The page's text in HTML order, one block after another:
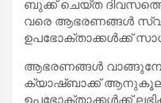
ബുക്ക് ചെയ്ത ദിവസത്തെ
വരെ ആഭരണങ്ങൾ
ഉപഭോക്താക്കൾക്ക്
ആഭരണങ്ങൾ
ക്യാഷ്ബാക്ക്
ഉപഭോക്താക്കൾക്ക്